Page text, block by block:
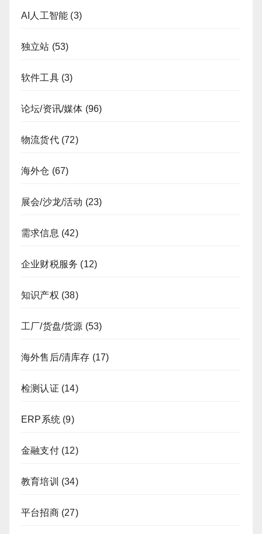
AI人工智能 (3)
独立站 (53)
软件工具(3)
论坛/资讯/媒体 (96)
物流货代(72)
海外仓 (67)
展会/沙龙/活动 (23)
需求信息 (42)
企业财税服务 (12)
知识产权 (38)
工厂/货盘/货源 (53)
海外售后/清库存 (17)
检测认证 (14)
ERP系统 (9)
金融支付(12)
教育培训 (34)
平台招商(27)